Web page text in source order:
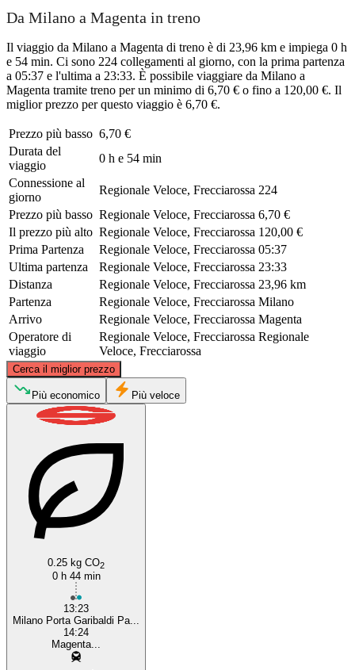
Da Milano a Magenta in treno
Il viaggio da Milano a Magenta di treno è di 23,96 km e impiega 0 h
e 54 min. Ci sono 224 collegamenti al giorno, con la prima partenza
a 05:37 e l'ultima a 23:33. È possibile viaggiare da Milano a
Magenta tramite treno per un minimo di 6,70 € o fino a 120,00 €. Il
miglior prezzo per questo viaggio è 6,70 €.
Prezzo più basso 6,70 €
Durata del
viaggio
0 h e 54 min
Connessione al
giorno
Regionale Veloce, Frecciarossa 224
Prezzo più basso Regionale Veloce, Frecciarossa 6,70 €
Il prezzo più alto Regionale Veloce, Frecciarossa 120,00 €
Prima Partenza
Regionale Veloce, Frecciarossa 05:37
Ultima partenza
Regionale Veloce, Frecciarossa 23:33
Distanza
Regionale Veloce, Frecciarossa 23,96 km
Partenza
Regionale Veloce, Frecciarossa Milano
Arrivo
Regionale Veloce, Frecciarossa Magenta
Operatore di
viaggio
Regionale Veloce, Frecciarossa Regionale
Veloce, Frecciarossa
Cerca il miglior prezzo
Magenta
©CARTO
Più economico Più veloce
0.25 kg CO2
0 h 44 min
13:23
Milano Porta Garibaldi Pa...
14:24
Magenta...